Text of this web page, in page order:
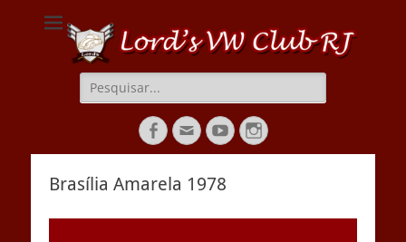
Lords VW Club RJ
Pesquisar
por:
Facebook
EmailYouTubeInstagram
Brasília Amarela 1978